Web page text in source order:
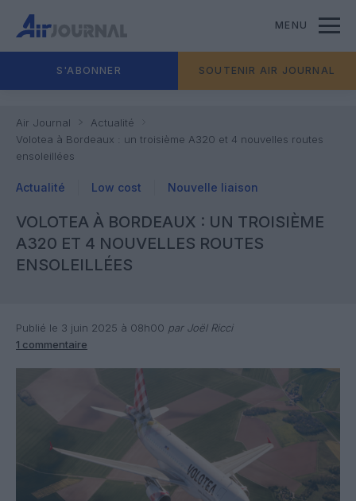
MENU
S'ABONNER SOUTENIR AIR JOURNAL
Air Journal
Actualité
Volotea à Bordeaux : un troisième A320 et 4 nouvelles routes
ensoleillées
Actualité Low cost Nouvelle liaison
VOLOTEA À BORDEAUX : UN TROISIÈME
A320 ET 4 NOUVELLES ROUTES
ENSOLEILLÉES
Publié le 3 juin 2025 à 08h00 par Joël Ricci
1 commentaire